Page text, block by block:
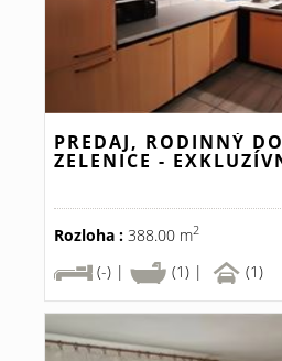
PREDAJ, RODINNÝ
ZELENICE -
Rozloha : 388.00 m2
(-) |
(1) | (1)